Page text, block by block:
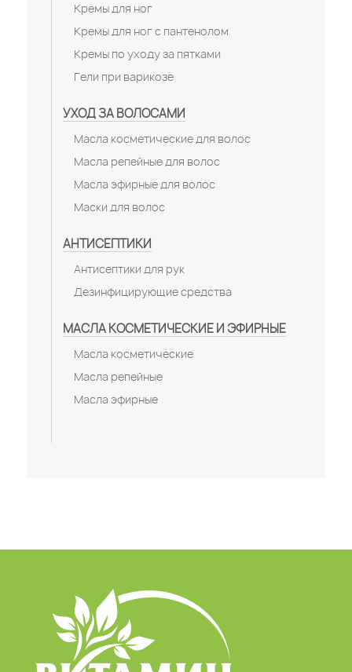
Кремы для ног
Кремы для ног с пантенолом
Кремы по уходу за пятками
Гели при варикозе
УХОД ЗА ВОЛОСАМИ
Масла косметические для волос
Масла репейные для волос
Масла эфирные для волос
Маски для волос
АНТИСЕПТИКИ
Антисептики для рук
Дезинфицирующие средства
МАСЛА КОСМЕТИЧЕСКИЕ И ЭФИРНЫЕ
Масла косметические
Масла репейные
Масла эфирные